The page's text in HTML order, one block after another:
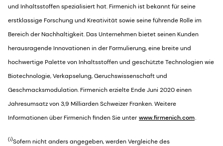
und Inhaltsstoffen spezialisiert hat. Firmenich ist bekannt für seine
erstklassige Forschung und Kreativität sowie seine führende Rolle im
Bereich der Nachhaltigkeit. Das Unternehmen bietet seinen Kunden
herausragende Innovationen in der Formulierung, eine breite und
hochwertige Palette von Inhaltsstoffen und geschützte Technologien wie
Biotechnologie, Verkapselung, Geruchswissenschaft und
Geschmacksmodulation. Firmenich erzielte Ende Juni 2020 einen
Jahresumsatz von 3,9 Milliarden Schweizer Franken. Weitere
Informationen über Firmenich finden Sie unter www.firmenich.com.
(i)Sofern nicht anders angegeben, werden Vergleiche des